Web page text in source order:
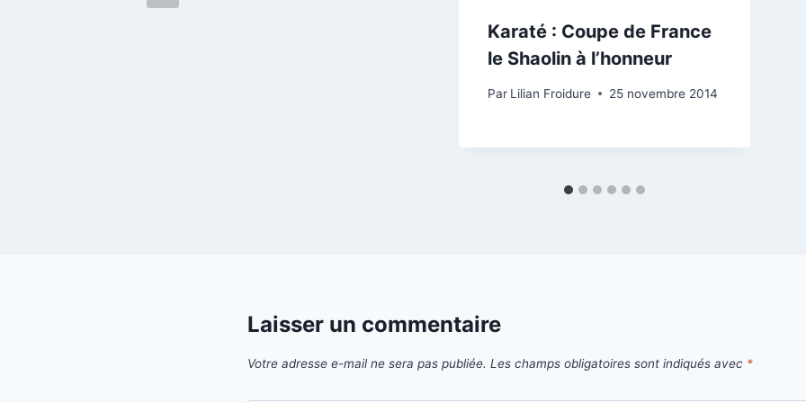
Karaté : Coupe de France
le Shaolin à l’honneur
Par Lilian Froidure 25 novembre 2014
Laisser un commentaire
Votre adresse e-mail ne sera pas publiée. Les champs obligatoires sont indiqués avec *